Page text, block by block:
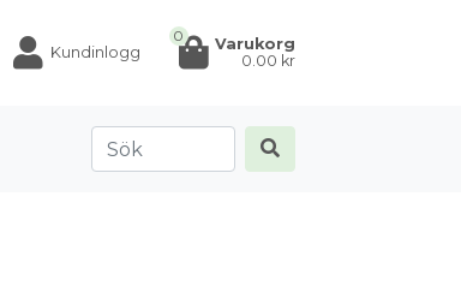
Kundinlogg
0
Varukorg
0.00 kr